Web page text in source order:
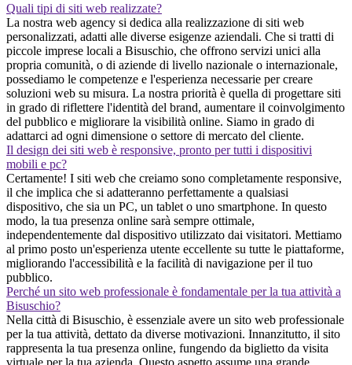
Quali tipi di siti web realizzate?
La nostra web agency si dedica alla realizzazione di siti web
personalizzati, adatti alle diverse esigenze aziendali. Che si tratti di
piccole imprese locali a Bisuschio, che offrono servizi unici alla
propria comunità, o di aziende di livello nazionale o internazionale,
possediamo le competenze e l'esperienza necessarie per creare
soluzioni web su misura. La nostra priorità è quella di progettare siti
in grado di riflettere l'identità del brand, aumentare il coinvolgimento
del pubblico e migliorare la visibilità online. Siamo in grado di
adattarci ad ogni dimensione o settore di mercato del cliente.
Il design dei siti web è responsive, pronto per tutti i dispositivi
mobili e pc?
Certamente! I siti web che creiamo sono completamente responsive,
il che implica che si adatteranno perfettamente a qualsiasi
dispositivo, che sia un PC, un tablet o uno smartphone. In questo
modo, la tua presenza online sarà sempre ottimale,
independentemente dal dispositivo utilizzato dai visitatori. Mettiamo
al primo posto un'esperienza utente eccellente su tutte le piattaforme,
migliorando l'accessibilità e la facilità di navigazione per il tuo
pubblico.
Perché un sito web professionale è fondamentale per la tua attività a
Bisuschio?
Nella città di Bisuschio, è essenziale avere un sito web professionale
per la tua attività, dettato da diverse motivazioni. Innanzitutto, il sito
rappresenta la tua presenza online, fungendo da biglietto da visita
virtuale per la tua azienda. Questo aspetto assume una grande